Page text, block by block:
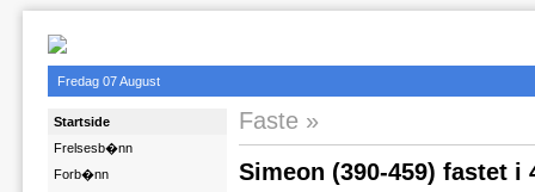
Fredag 07 August
Startside
Frelsesb�nn
Forb�nn
Faste
Simeon (390-459) fastet i